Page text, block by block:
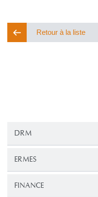
DRM
ERMES
FINANCE
Retour à la liste